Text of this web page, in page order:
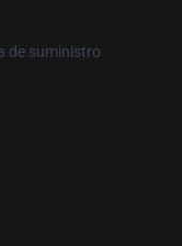
de suministro